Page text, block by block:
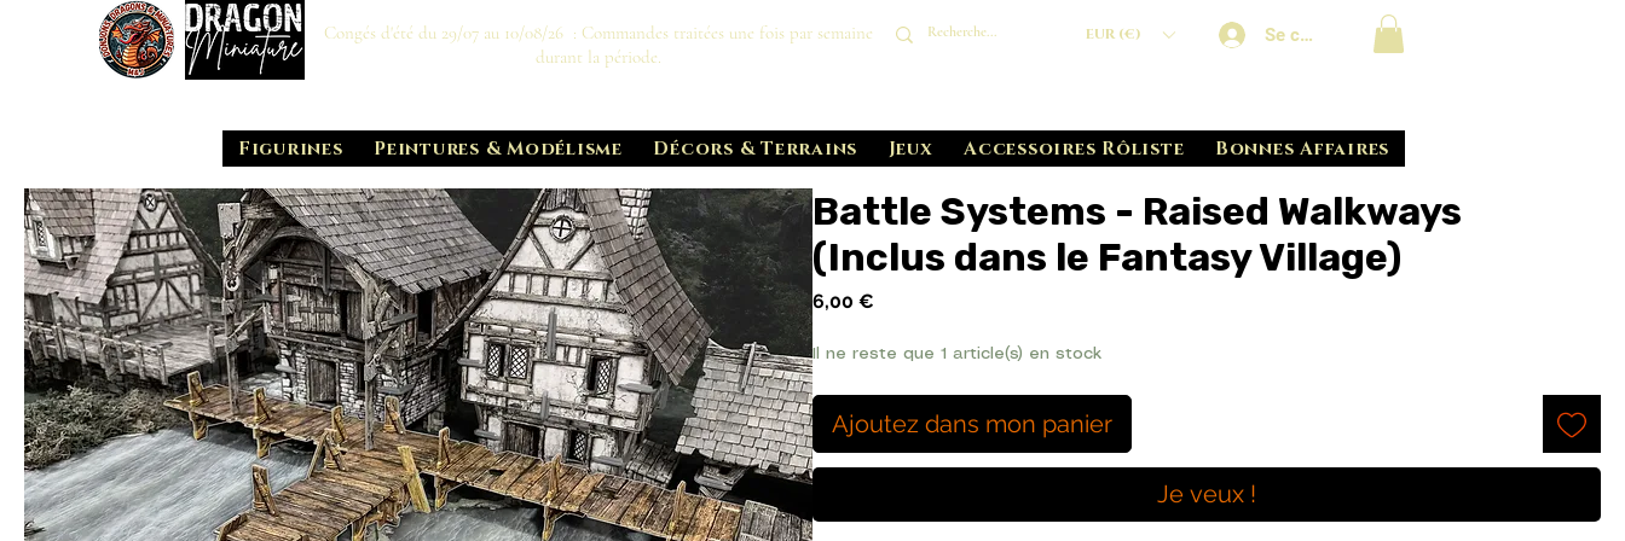
Congés d'été du 29/07 au 10/08/26 : Commandes traitées une fois par semaine
durant la période.
EUR (€) Se connecter
Figurines Peintures & Modélisme Décors & Terrains Jeux Accessoires Rôliste Bonnes Affaires
Battle Systems - Raised Walkways
(Inclus dans le Fantasy Village)
6,00 €
Il ne reste que 1 article(s) en stock
Ajoutez dans mon panier
Je veux !